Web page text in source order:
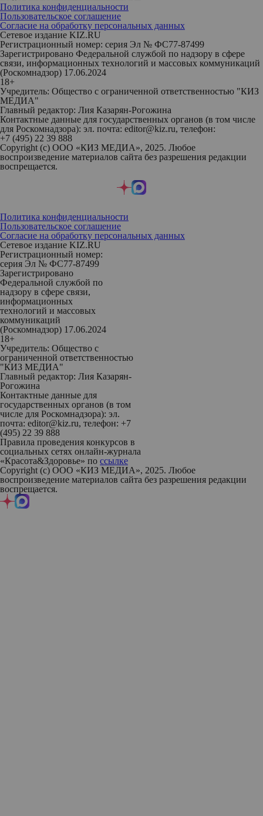
Политика конфиденциальности
Пользовательское соглашение
Согласие на обработку персональных данных
Сетевое издание KIZ.RU
Регистрационный номер: серия Эл № ФС77-87499
Зарегистрировано Федеральной службой по надзору в сфере
связи, информационных технологий и массовых коммуникаций
(Роскомнадзор) 17.06.2024
18+
Учредитель: Общество с ограниченной ответственностью "КИЗ
МЕДИА"
Главный редактор: Лия Казарян-Рогожина
Контактные данные для государственных органов (в том числе
для Роскомнадзора): эл. почта: editor@kiz.ru, телефон:
+7 (495) 22 39 888
Copyright (с) ООО «КИЗ МЕДИА», 2025. Любое
воспроизведение материалов сайта без разрешения редакции
воспрещается.
Политика конфиденциальности
Пользовательское соглашение
Согласие на обработку персональных данных
Сетевое издание KIZ.RU
Регистрационный номер:
серия Эл № ФС77-87499
Зарегистрировано
Федеральной службой по
надзору в сфере связи,
информационных
технологий и массовых
коммуникаций
(Роскомнадзор) 17.06.2024
18+
Учредитель: Общество с
ограниченной ответственностью
"КИЗ МЕДИА"
Главный редактор: Лия Казарян-
Рогожина
Контактные данные для
государственных органов (в том
числе для Роскомнадзора): эл.
почта: editor@kiz.ru, телефон: +7
(495) 22 39 888
Правила проведения конкурсов в
социальных сетях онлайн-журнала
«Красота&Здоровье» по ссылке
Copyright (с) ООО «КИЗ МЕДИА», 2025. Любое
воспроизведение материалов сайта без разрешения редакции
воспрещается.